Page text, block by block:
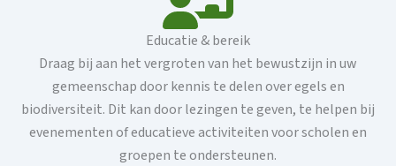
Educatie & bereik
Draag bij aan het vergroten van het bewustzijn in uw
gemeenschap door kennis te delen over egels en
biodiversiteit. Dit kan door lezingen te geven, te helpen bij
evenementen of educatieve activiteiten voor scholen en
groepen te ondersteunen.